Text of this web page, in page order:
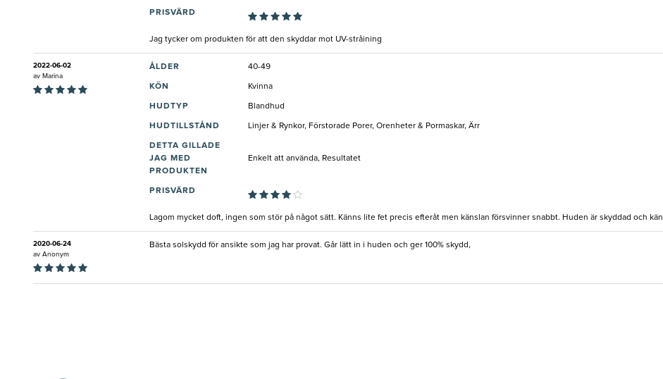
PRISVÄRD
Jag tycker om produkten för att den skyddar mot UV-stråining
2022-06-02
av Marina
ÅLDER 40-49
KÖN Kvinna
HUDTYP Blandhud
HUDTILLSTÅND Linjer & Rynkor, Förstorade Porer, Orenheter & Pormaskar, Ärr
DETTA GILLADE
JAG MED
PRODUKTEN
Enkelt att använda, Resultatet
PRISVÄRD
Lagom mycket doft, ingen som stör på något sätt. Känns lite fet precis efteråt men känslan försvinner snabbt. Huden är skyddad och
2020-06-24
av Anonym
Bästa solskydd för ansikte som jag har provat. Går lätt in i huden och ger 100% skydd,